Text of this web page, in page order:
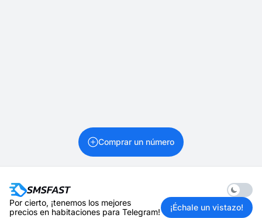
Comprar un número
Enable
Por cierto, ¡tenemos los mejores
precios en habitaciones para Telegram!
¡Échale un vistazo!